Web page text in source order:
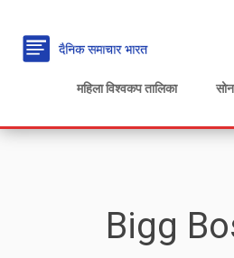
महिला विश्वकप तालिका
Bigg